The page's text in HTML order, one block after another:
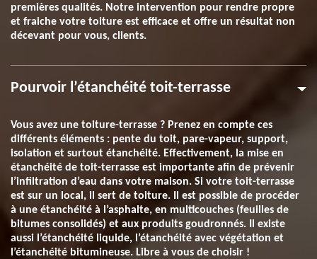
premières qualités. Notre intervention pour rendre propre
et fraiche votre toiture est efficace et offre un résultat non
décevant pour vous, clients.
Pourvoir l’étanchéité toit-terrasse
Vous avez une toiture-terrasse ? Prenez en compte ces
différents éléments : pente du toit, pare-vapeur, support,
isolation et surtout étanchéité. Effectivement, la mise en
étanchéité de toit-terrasse est importante afin de prévenir
l’infiltration d’eau dans votre maison. Si votre toit-terrasse
est sur un local, il sert de toiture. Il est possible de procéder
à une étanchéité à l’asphalte, en multicouches (feuilles de
bitumes consolidés) et aux produits goudronnés. Il existe
aussi l’étanchéité liquide, l’étanchéité avec végétation et
l’étanchéité bitumineuse. Libre à vous de choisir !